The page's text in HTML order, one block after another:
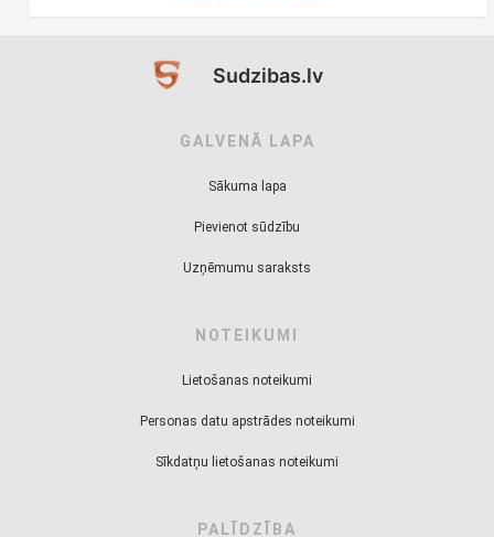
Sudzibas.lv
GALVENĀ LAPA
Sākuma lapa
Pievienot sūdzību
Uzņēmumu saraksts
NOTEIKUMI
Lietošanas noteikumi
Personas datu apstrādes noteikumi
Sīkdatņu lietošanas noteikumi
PALĪDZĪBA